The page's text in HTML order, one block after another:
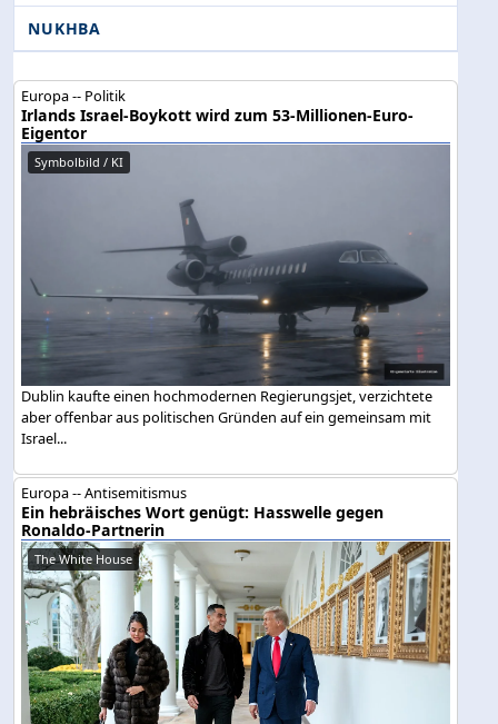
NUKHBA
Europa -- Politik
Irlands Israel-Boykott wird zum 53-Millionen-Euro-
Eigentor
Symbolbild / KI
Dublin kaufte einen hochmodernen Regierungsjet, verzichtete
aber offenbar aus politischen Gründen auf ein gemeinsam mit
Israel...
Europa -- Antisemitismus
Ein hebräisches Wort genügt: Hasswelle gegen
Ronaldo-Partnerin
The White House